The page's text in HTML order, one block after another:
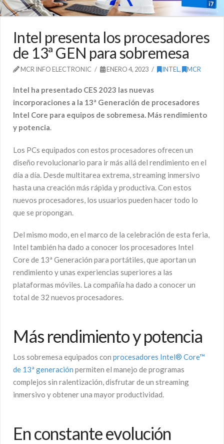
Intel presenta los procesadores
de 13ª GEN para sobremesa
MCR INFO ELECTRONIC ENERO 4, 2023 INTEL, MCR
Intel ha presentado CES 2023 las nuevas
incorporaciones a la 13ª Generación de procesadores
Intel Core para equipos de sobremesa. Más rendimiento
y potencia.
Los PCs equipados con estos procesadores ofrecen un
diseño revolucionario para ir más allá del rendimiento en el
día a día. Desde multitarea extrema, streaming inmersivo
hasta una creación más rápida y productiva. Con estos
nuevos procesadores, los usuarios pueden hacer todo lo
que se propongan.
Del mismo modo, en el marco de la celebración de esta feria,
Intel también ha dado a conocer los procesadores Intel
Core de 13ª Generación para portátiles, que aportan un
rendimiento y unas experiencias superiores a las
plataformas móviles. La compañía ha dado a conocer un
total de 32 nuevos procesadores.
Más rendimiento y potencia
Los sobremesa equipados con procesadores Intel® Core™
de 13ª generación permiten el manejo de programas
complejos sin ralentización, disfrutar de un streaming
inmersivo y obtener una mayor productividad.
En constante evolución